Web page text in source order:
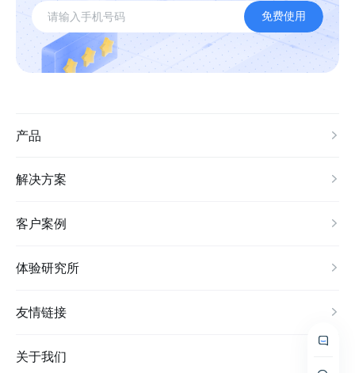
免费使用
产品
解决方案
客户案例
体验研究所
友情链接
关于我们